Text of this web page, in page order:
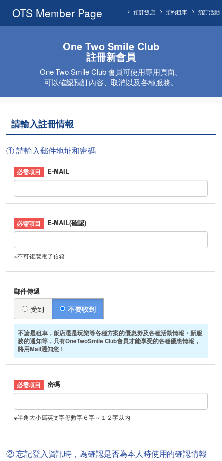
OTS Member Page 預訂活動
預約租車
預訂飯店
One Two Smile Club
註冊新會員
One Two Smile Club 會員可使用專用頁面。
可以確認預訂內容、取消以及各種服務。
請輸入註冊情報
① 請輸入郵件地址和密碼
E-MAIL
E-MAIL(確認)
※不可複製電子信箱
郵件傳遞
受到 不要收到
不論是租車，飯店還是玩樂等各種方案的優惠劵及各種活動情報・新服
務的通知等，只有OneTwoSmile Club會員才能享受的各種優惠情報，
將用Mail通知您！
密碼
※半角大小寫英文字母數字６字～１２字以内
② 忘記登入資訊時，為確認是否為本人時使用的確認情報